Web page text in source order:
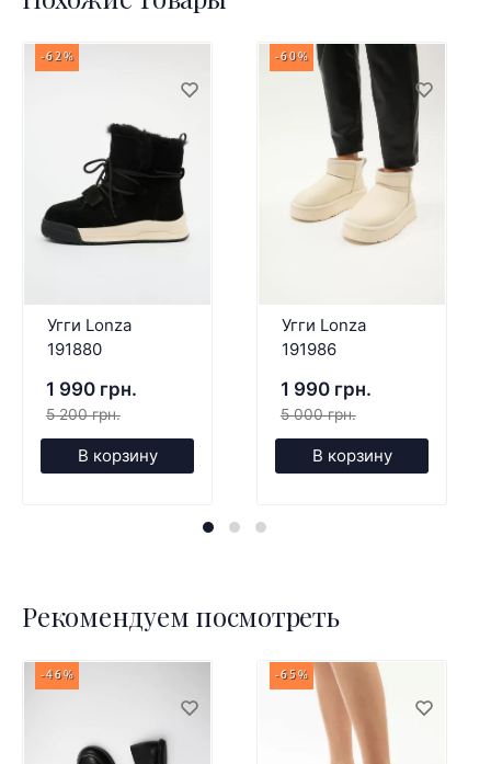
-62%
Угги Lonza
191880
1 990 грн.
5 200 грн.
В корзину
-60%
Угги Lonza
191986
1 990 грн.
5 000 грн.
В корзину
Рекомендуем посмотреть
-46% -65%